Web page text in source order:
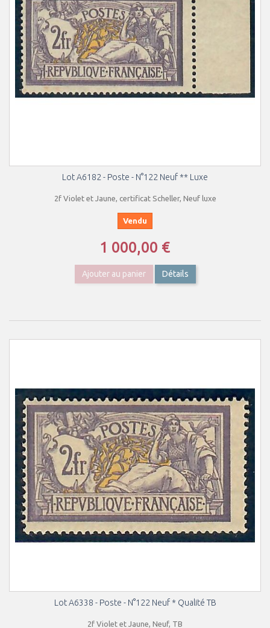
Lot A6182 - Poste - N°122 Neuf ** Luxe
2f Violet et Jaune, certificat Scheller, Neuf luxe
Vendu
1 000,00 €
Ajouter au panier Détails
Lot A6338 - Poste - N°122 Neuf * Qualité TB
2f Violet et Jaune, Neuf, TB